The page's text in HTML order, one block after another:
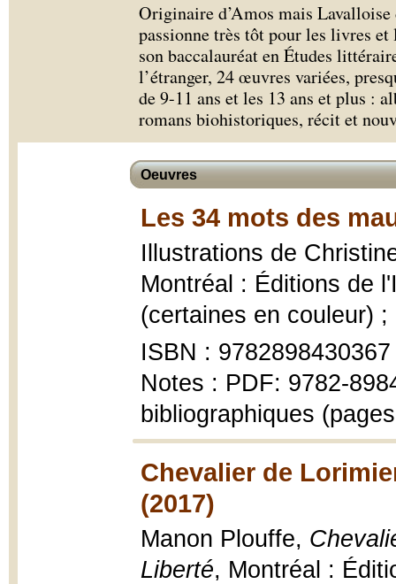
Originaire d’Amos mais
passionne très tôt pour les livres
son baccalauréat en Études
l’étranger, 24 œuvres variées,
de 9-11 ans et les 13 ans et plus :
romans biohistoriques, récit et
Oeuvres
Les 34 mots des
Illustrations de
Montréal : Éditions de
(certaines en couleur) ;
ISBN : 9782898430367
Notes : PDF: 9782-
bibliographiques
Chevalier de
(2017)
Manon Plouffe,
Liberté, Montréal :